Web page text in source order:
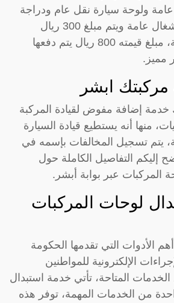
ولوحة سيارة نقل عام ودراجة
آلية، ولوحة مركبة أشغال عامة ويتم مبلغ 300 ريال
لاستبدال لوحة مؤقتة، مبلغ قيمته 800 ريال يتم دفعها
مميز.
مركبتك ابشر
خدمة إضافة مفوض لقيادة المركبة
منها أنه يستطيع قيادة السيارة
يتم تسجيل المخالفات بإسمه في
إليكم التفاصيل الكاملة حول
المركبات عبر بوابة أبشر.
لوحات المركبات
الأدوات التي تقدمها الحكومة
الإلكترونية للمواطنين
المتاحة، تأتي خدمة استبدال
من الخدمات المهمة، توفر هذه